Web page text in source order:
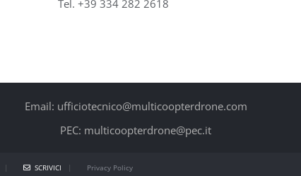
Tel. +39 334 282 2618
Email: ufficiotecnico@multicoopterdrone.com
PEC: multicoopterdrone@pec.it
| SCRIVICI | Privacy Policy